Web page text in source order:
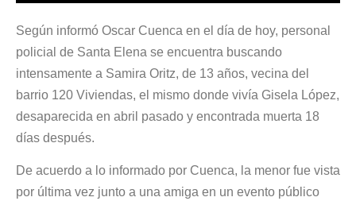
Según informó Oscar Cuenca en el día de hoy, personal
policial de Santa Elena se encuentra buscando
intensamente a Samira Oritz, de 13 años, vecina del
barrio 120 Viviendas, el mismo donde vivía Gisela López,
desaparecida en abril pasado y encontrada muerta 18
días después.
De acuerdo a lo informado por Cuenca, la menor fue vista
por última vez junto a una amiga en un evento público